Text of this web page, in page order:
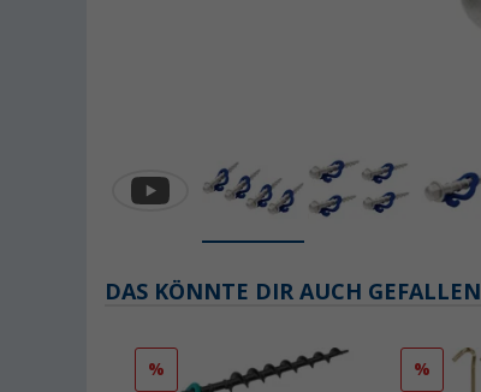
DAS KÖNNTE DIR AUCH GEFALLEN
% %